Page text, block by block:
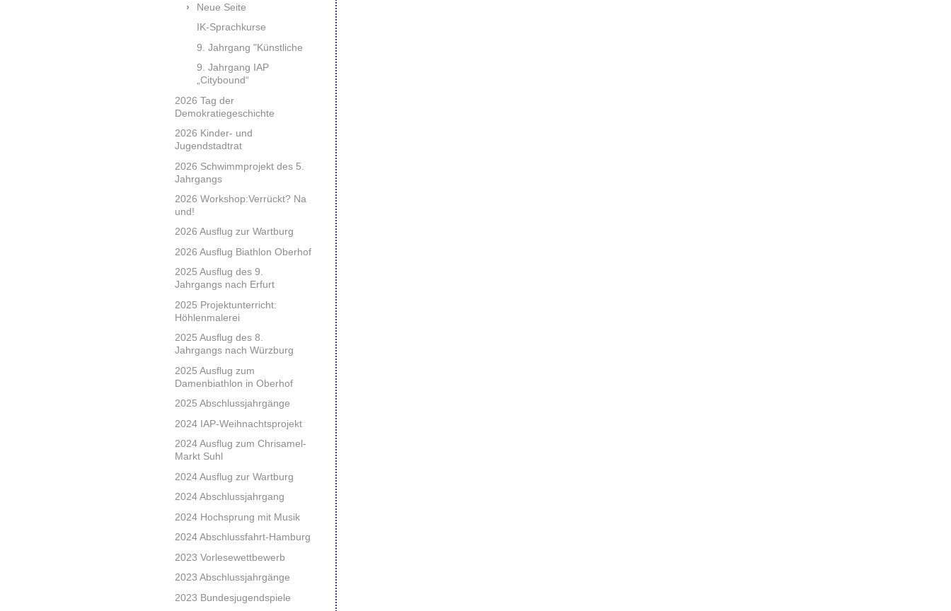
Neue Seite
IK-Sprachkurse
9. Jahrgang "Künstliche
9. Jahrgang IAP
„Citybound“
2026 Tag der
Demokratiegeschichte
2026 Kinder- und
Jugendstadtrat
2026 Schwimmprojekt des 5.
Jahrgangs
2026 Workshop:Verrückt? Na
und!
2026 Ausflug zur Wartburg
2026 Ausflug Biathlon Oberhof
2025 Ausflug des 9.
Jahrgangs nach Erfurt
2025 Projektunterricht:
Höhlenmalerei
2025 Ausflug des 8.
Jahrgangs nach Würzburg
2025 Ausflug zum
Damenbiathlon in Oberhof
2025 Abschlussjahrgänge
2024 IAP-Weihnachtsprojekt
2024 Ausflug zum Chrisamel-
Markt Suhl
2024 Ausflug zur Wartburg
2024 Abschlussjahrgang
2024 Hochsprung mit Musik
2024 Abschlussfahrt-Hamburg
2023 Vorlesewettbewerb
2023 Abschlussjahrgänge
2023 Bundesjugendspiele